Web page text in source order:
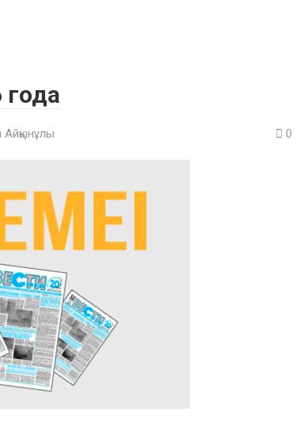
Айқынұлы 0